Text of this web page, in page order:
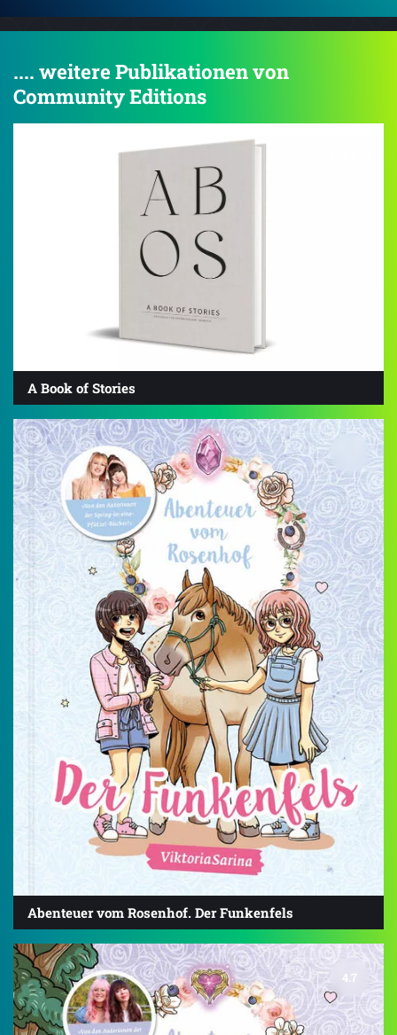
.... weitere Publikationen von
Community Editions
A Book of Stories
Abenteuer vom Rosenhof. Der Funkenfels
4.7